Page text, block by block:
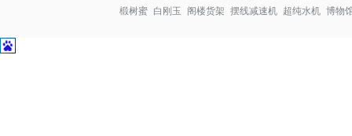
椴树蜜 白刚玉 阁楼货架 摆线减速机 超纯水机 博物